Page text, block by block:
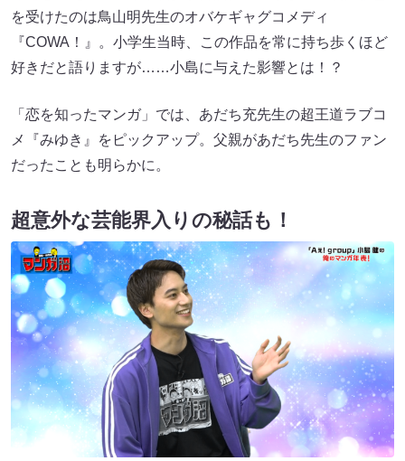
を受けたのは鳥山明先生のオバケギャグコメディ
『COWA！』。小学生当時、この作品を常に持ち歩くほど
好きだと語りますが……小島に与えた影響とは！？
「恋を知ったマンガ」では、あだち充先生の超王道ラブコ
メ『みゆき』をピックアップ。父親があだち先生のファン
だったことも明らかに。
超意外な芸能界入りの秘話も！